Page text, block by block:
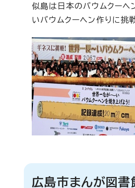
似島は日本のバウムクー
いバウムクーヘン作りに挑
広島市まんが図